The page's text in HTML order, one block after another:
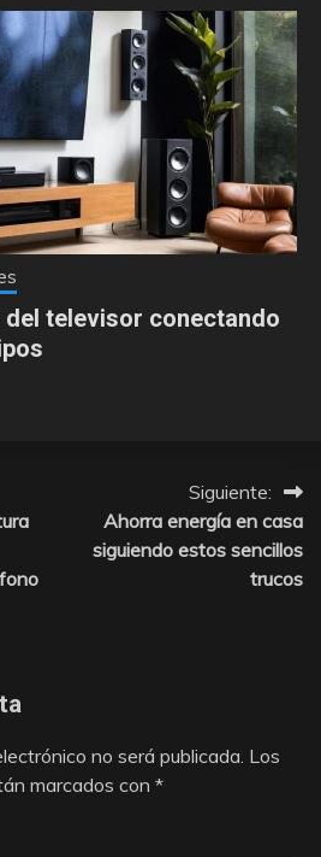
televisor conectando
Siguiente:
Ahorra energía en casa
siguiendo estos sencillos
trucos
no será publicada. Los
marcados con *